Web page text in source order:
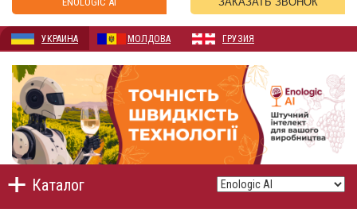
УКРАИНА МОЛДОВА ГРУЗИЯ
Каталог